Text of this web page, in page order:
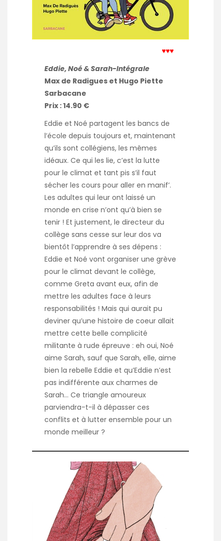
♥♥♥
Eddie, Noé & Sarah-Intégrale
Max de Radigues et Hugo Piette
Sarbacane
Prix : 14.90 €
Eddie et Noé partagent les bancs de
l’école depuis toujours et, maintenant
qu’ils sont collégiens, les mêmes
idéaux. Ce qui les lie, c’est la lutte
pour le climat et tant pis s’il faut
sécher les cours pour aller en manif’.
Les adultes qui leur ont laissé un
monde en crise n’ont qu’à bien se
tenir ! Et justement, le directeur du
collège sans cesse sur leur dos va
bientôt l’apprendre à ses dépens :
Eddie et Noé vont organiser une grève
pour le climat devant le collège,
comme Greta avant eux, afin de
mettre les adultes face à leurs
responsabilités ! Mais qui aurait pu
deviner qu’une histoire de coeur allait
mettre cette belle complicité
militante à rude épreuve : eh oui, Noé
aime Sarah, sauf que Sarah, elle, aime
bien la rebelle Eddie et qu’Eddie n’est
pas indifférente aux charmes de
Sarah… Ce triangle amoureux
parviendra-t-il à dépasser ces
conflits et à lutter ensemble pour un
monde meilleur ?